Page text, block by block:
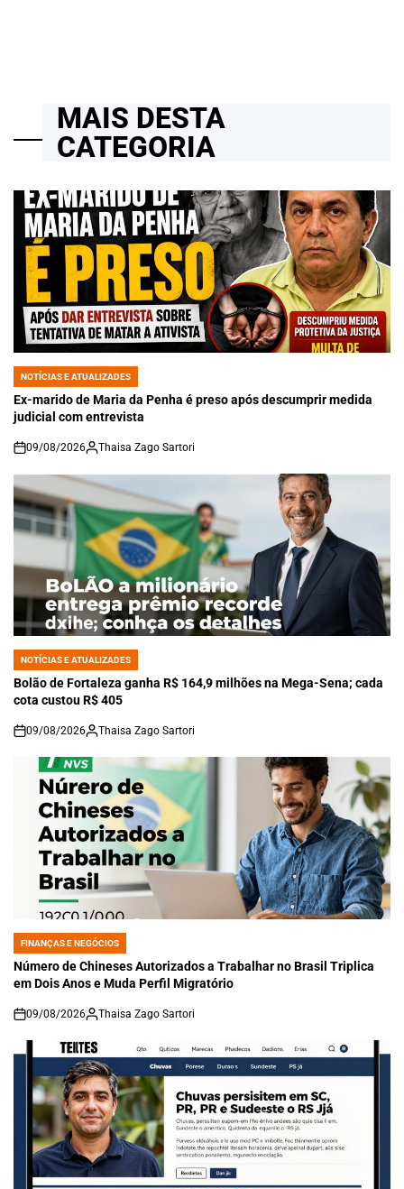
MAIS DESTA
CATEGORIA
POSTED
IN
NOTÍCIAS E ATUALIZADES
Ex-marido de Maria da Penha é preso após descumprir medida
judicial com entrevista
on
09/08/2026 Thaisa Zago Sartori
POSTED
IN
NOTÍCIAS E ATUALIZADES
Bolão de Fortaleza ganha R$ 164,9 milhões na Mega-Sena; cada
cota custou R$ 405
on
09/08/2026 Thaisa Zago Sartori
POSTED
IN
FINANÇAS E NEGÓCIOS
Número de Chineses Autorizados a Trabalhar no Brasil Triplica
em Dois Anos e Muda Perfil Migratório
on
09/08/2026 Thaisa Zago Sartori